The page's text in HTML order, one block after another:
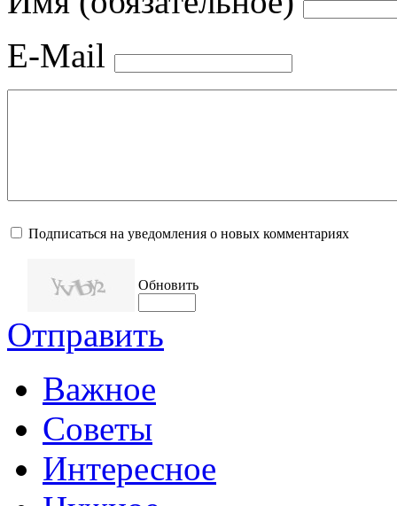
E-Mail
Подписаться на уведомления о новых комментариях
Обновить
Отправить
Важное
Советы
Интересное